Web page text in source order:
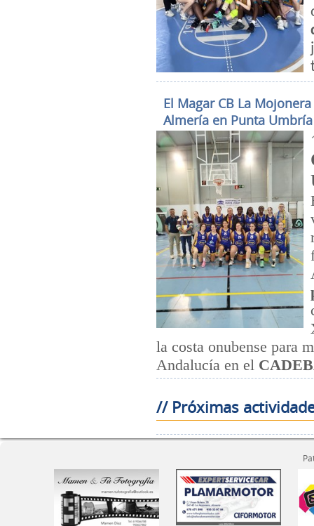
El Magar CB La
Almería en Punta Umbría
la costa onubense para
Andalucía en el
// Próximas